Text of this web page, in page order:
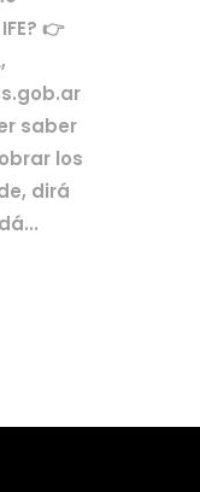
👉
saber
los
dirá